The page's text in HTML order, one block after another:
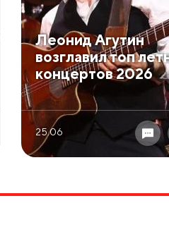
Леонид Агутин
возглавил топ
концертов 2026
25.06